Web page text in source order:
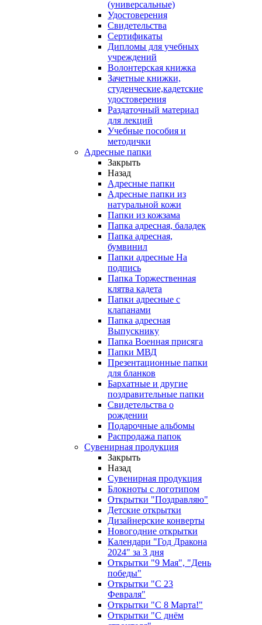
(универсальные)
Удостоверения
Свидетельства
Сертификаты
Дипломы для учебных
учреждений
Волонтерская книжка
Зачетные книжки,
студенческие,кадетские
удостоверения
Раздаточный материал
для лекций
Учебные пособия и
методички
Адресные папки
Закрыть
Назад
Адресные папки
Адресные папки из
натуральной кожи
Папки из кожзама
Папка адресная, баладек
Папка адресная,
бумвинил
Папки адресные На
подпись
Папка Торжественная
клятва кадета
Папки адресные с
клапанами
Папка адресная
Выпускнику
Папка Военная присяга
Папки МВД
Презентационные папки
для бланков
Бархатные и другие
поздравительные папки
Свидетельства о
рождении
Подарочные альбомы
Распродажа папок
Сувенирная продукция
Закрыть
Назад
Сувенирная продукция
Блокноты с логотипом
Открытки "Поздравляю"
Детские открытки
Дизайнерские конверты
Новогодние открытки
Календари "Год Дракона
2024" за 3 дня
Открытки "9 Мая", "День
победы"
Открытки "С 23
Февраля"
Открытки "С 8 Марта!"
Открытки "С днём